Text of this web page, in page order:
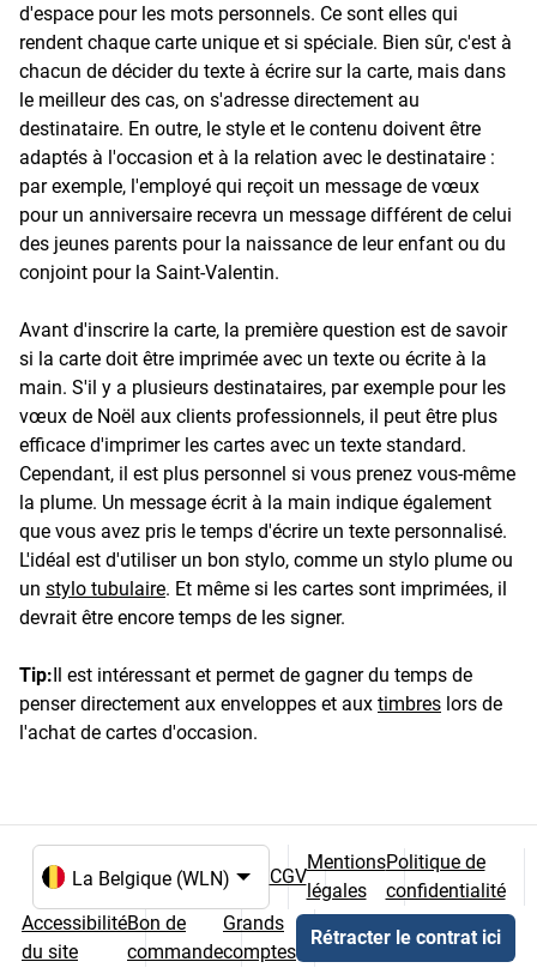
d'espace pour les mots personnels. Ce sont elles qui
rendent chaque carte unique et si spéciale. Bien sûr, c'est à
chacun de décider du texte à écrire sur la carte, mais dans
le meilleur des cas, on s'adresse directement au
destinataire. En outre, le style et le contenu doivent être
adaptés à l'occasion et à la relation avec le destinataire :
par exemple, l'employé qui reçoit un message de vœux
pour un anniversaire recevra un message différent de celui
des jeunes parents pour la naissance de leur enfant ou du
conjoint pour la Saint-Valentin.
Avant d'inscrire la carte, la première question est de savoir
si la carte doit être imprimée avec un texte ou écrite à la
main. S'il y a plusieurs destinataires, par exemple pour les
vœux de Noël aux clients professionnels, il peut être plus
efficace d'imprimer les cartes avec un texte standard.
Cependant, il est plus personnel si vous prenez vous-même
la plume. Un message écrit à la main indique également
que vous avez pris le temps d'écrire un texte personnalisé.
L'idéal est d'utiliser un bon stylo, comme un stylo plume ou
un stylo tubulaire. Et même si les cartes sont imprimées, il
devrait être encore temps de les signer.
Tip:Il est intéressant et permet de gagner du temps de
penser directement aux enveloppes et aux timbres lors de
l'achat de cartes d'occasion.
Choix de la langue et du pays
CGV
Mentions
légales
Politique de
confidentialité
Accessibilité
du site
Bon de
commande
Grands
comptes
Rétracter le contrat ici